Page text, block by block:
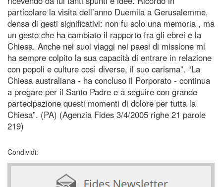
particolare la visita dell’anno Duemila a Gerusalemme,
densa di gesti significativi: non fu solo una memoria , ma
un gesto che ha cambiato il rapporto fra gli ebrei e la
Chiesa. Anche nei suoi viaggi nei paesi di missione mi
ha sempre colpito la sua capacità di entrare in relazione
con popoli e culture così diverse, il suo carisma”. “La
Chiesa australiana - ha concluso il Porporato - continua
a pregare per il Santo Padre e a seguire con grande
partecipazione questi momenti di dolore per tutta la
Chiesa”. (PA) (Agenzia Fides 3/4/2005 righe 21 parole
219)
Condividi: